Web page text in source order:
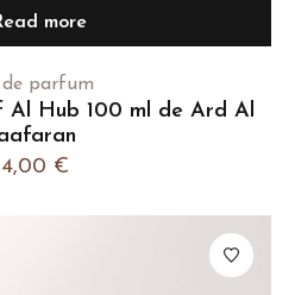
more
de parfum
Al Hub 100 ml de Ard Al
€